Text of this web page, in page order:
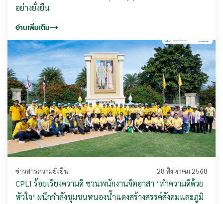
อย่างยั่งยืน
อ่านเพิ่มเติม
ข่าวสารความยั่งยืน 28 สิงหาคม 2568
CPLI ร้อยเรียงความดี ชวนพนักงานจิตอาสา ‘ทำความดีด้วย
หัวใจ’ ผนึกกำลังชุมชนหนองน้ำแดงสร้างสรรค์สังคมและภูมิ